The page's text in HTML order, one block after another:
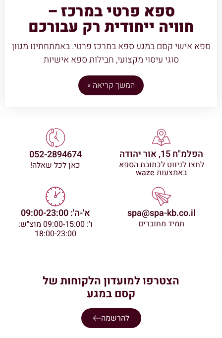
ספא פרטי במרכז –
חוויה ייחודית רק עבורכם
ספא אישי קסם במגע ספא במרכז פרטי. באמתחתינו מגוון
סוגי עיסוי מקצועי, חבילות ספא אישיות
המשך קריאה »
הפלמ"ח 15, אור יהודה
לחצו לניווט לכתובת הספא
באמצעות waze
052-2894674
כאן לכל שאלה!
spa@spa-kb.co.il
תמיד מחוברים
א'-ה': 09:00-23:00
ו': 09:00-15:00 מוצ"ש:
18:00-23:00
הצטרפו למועדון הלקוחות של
קסם במגע
להרשמה